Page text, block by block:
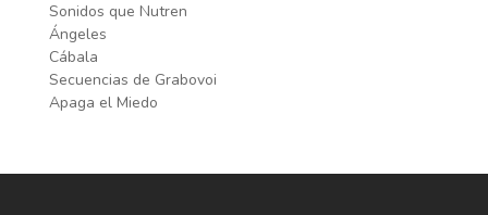
Sonidos que Nutren
Ángeles
Cábala
Secuencias de Grabovoi
Apaga el Miedo